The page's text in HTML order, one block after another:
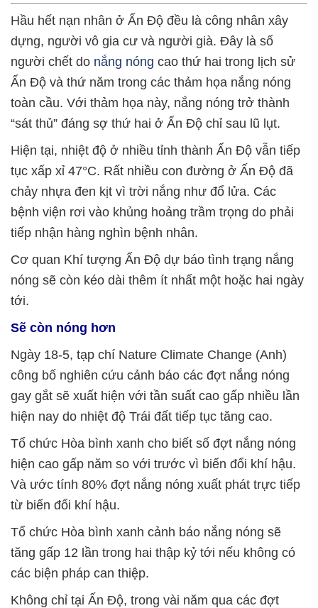
Hầu hết nạn nhân ở Ấn Độ đều là công nhân xây
dựng, người vô gia cư và người già. Đây là số
người chết do nắng nóng cao thứ hai trong lịch sử
Ấn Độ và thứ năm trong các thảm họa nắng nóng
toàn cầu. Với thảm họa này, nắng nóng trở thành
“sát thủ” đáng sợ thứ hai ở Ấn Độ chỉ sau lũ lụt.
Hiện tại, nhiệt độ ở nhiều tỉnh thành Ấn Độ vẫn tiếp
tục xấp xỉ 47°C. Rất nhiều con đường ở Ấn Độ đã
chảy nhựa đen kịt vì trời nắng như đổ lửa. Các
bệnh viện rơi vào khủng hoảng trầm trọng do phải
tiếp nhận hàng nghìn bệnh nhân.
Cơ quan Khí tượng Ấn Độ dự báo tình trạng nắng
nóng sẽ còn kéo dài thêm ít nhất một hoặc hai ngày
tới.
Sẽ còn nóng hơn
Ngày 18-5, tạp chí Nature Climate Change (Anh)
công bố nghiên cứu cảnh báo các đợt nắng nóng
gay gắt sẽ xuất hiện với tần suất cao gấp nhiều lần
hiện nay do nhiệt độ Trái đất tiếp tục tăng cao.
Tổ chức Hòa bình xanh cho biết số đợt nắng nóng
hiện cao gấp năm so với trước vì biến đổi khí hậu.
Và ước tính 80% đợt nắng nóng xuất phát trực tiếp
từ biến đổi khí hậu.
Tổ chức Hòa bình xanh cảnh báo nắng nóng sẽ
tăng gấp 12 lần trong hai thập kỷ tới nếu không có
các biện pháp can thiệp.
Không chỉ tại Ấn Độ, trong vài năm qua các đợt